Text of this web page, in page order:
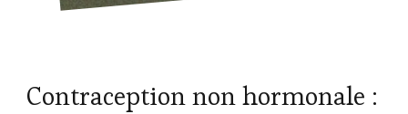
Contraception non hormonale :